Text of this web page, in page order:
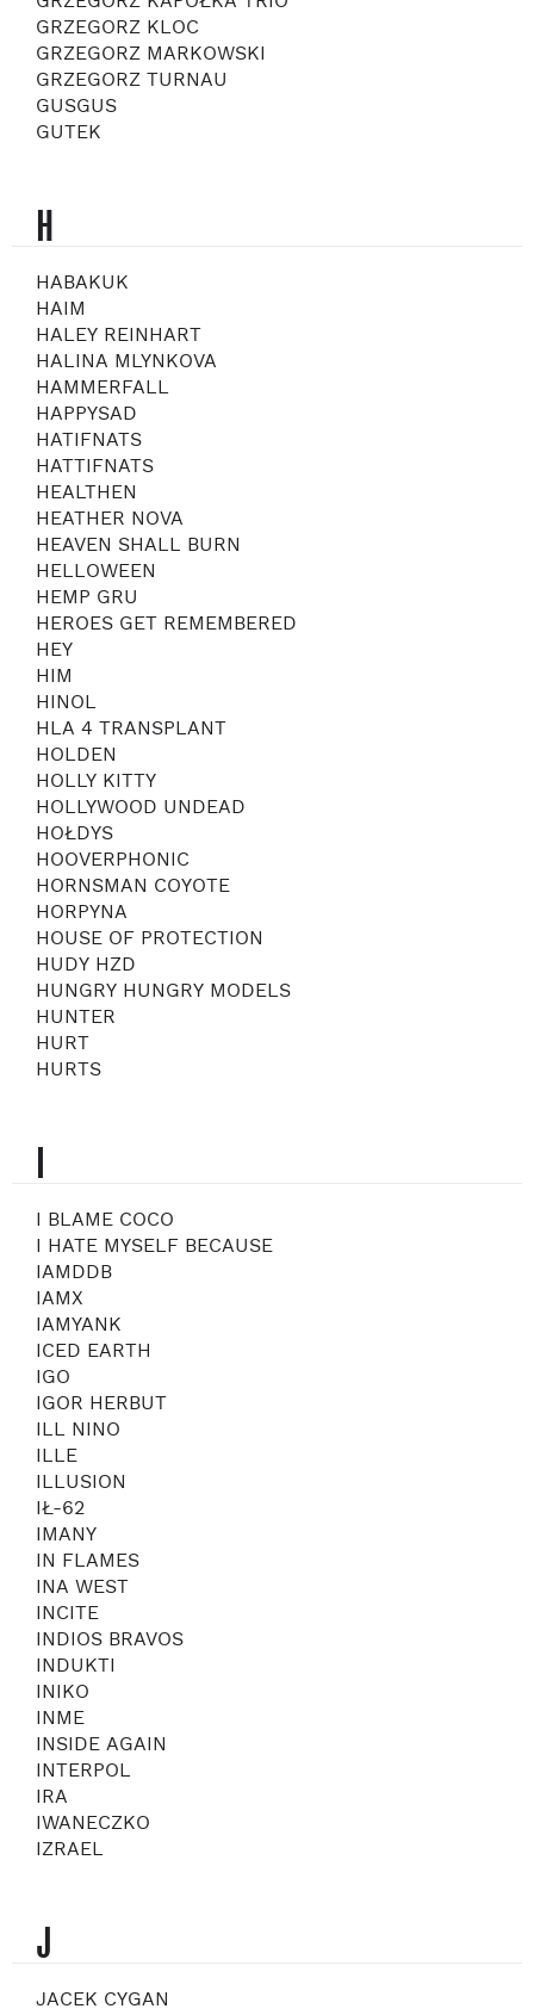
GRZEGORZ KLOC
GRZEGORZ MARKOWSKI
GRZEGORZ TURNAU
GUSGUS
GUTEK
H
HABAKUK
HAIM
HALEY REINHART
HALINA MLYNKOVA
HAMMERFALL
HAPPYSAD
HATIFNATS
HATTIFNATS
HEALTHEN
HEATHER NOVA
HEAVEN SHALL BURN
HELLOWEEN
HEMP GRU
HEROES GET REMEMBERED
HEY
HIM
HINOL
HLA 4 TRANSPLANT
HOLDEN
HOLLY KITTY
HOLLYWOOD UNDEAD
HOŁDYS
HOOVERPHONIC
HORNSMAN COYOTE
HORPYNA
HOUSE OF PROTECTION
HUDY HZD
HUNGRY HUNGRY MODELS
HUNTER
HURT
HURTS
I
I BLAME COCO
I HATE MYSELF BECAUSE
IAMDDB
IAMX
IAMYANK
ICED EARTH
IGO
IGOR HERBUT
ILL NINO
ILLE
ILLUSION
IŁ-62
IMANY
IN FLAMES
INA WEST
INCITE
INDIOS BRAVOS
INDUKTI
INIKO
INME
INSIDE AGAIN
INTERPOL
IRA
IWANECZKO
IZRAEL
J
JACEK CYGAN